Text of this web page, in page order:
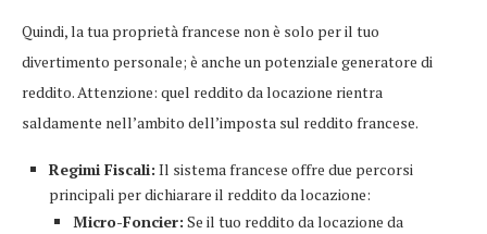
Quindi, la tua proprietà francese non è solo per il tuo
divertimento personale; è anche un potenziale generatore di
reddito. Attenzione: quel reddito da locazione rientra
saldamente nell’ambito dell’imposta sul reddito francese.
Regimi Fiscali: Il sistema francese offre due percorsi
principali per dichiarare il reddito da locazione:
Micro-Foncier: Se il tuo reddito da locazione da